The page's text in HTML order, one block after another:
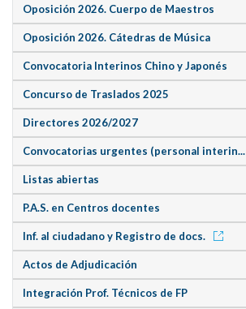
Oposición 2026. Cuerpo de Maestros
Oposición 2026. Cátedras de Música
Convocatoria Interinos Chino y Japonés
Concurso de Traslados 2025
Directores 2026/2027
Convocatorias urgentes (personal interin...
Listas abiertas
P.A.S. en Centros docentes
Inf. al ciudadano y Registro de docs.
Actos de Adjudicación
Integración Prof. Técnicos de FP